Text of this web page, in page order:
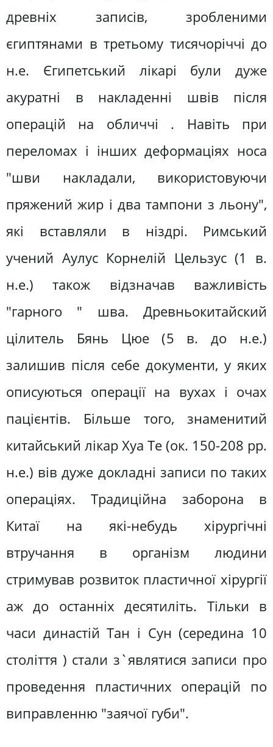
древніх записів, зробленими
єгиптянами в третьому тисячоріччі до
н.е. Єгипетський лікарі були дуже
акуратні в накладенні швів після
операцій на обличчі . Навіть при
переломах і інших деформаціях носа
"шви накладали, використовуючи
пряжений жир і два тампони з льону",
які вставляли в ніздрі. Римський
учений Аулус Корнелій Цельзус (1 в.
н.е.) також відзначав важливість
"гарного " шва. Древньокитайский
цілитель Бянь Цюе (5 в. до н.е.)
залишив після себе документи, у яких
описуються операції на вухах і очах
пацієнтів. Більше того, знаменитий
китайський лікар Хуа Те (ок. 150-208 рр.
н.е.) вів дуже докладні записи по таких
операціях. Традиційна заборона в
Китаї на які-небудь хірургічні
втручання в організм людини
стримував розвиток пластичної хірургії
аж до останніх десятиліть. Тільки в
часи династій Тан і Сун (середина 10
століття ) стали з`являтися записи про
проведення пластичних операцій по
виправленню "заячої губи".